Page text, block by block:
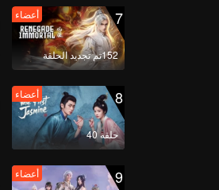
7
152تم تجديد الحلقة
أعضاء
8
حلقة 40
أعضاء
9 أعضاء